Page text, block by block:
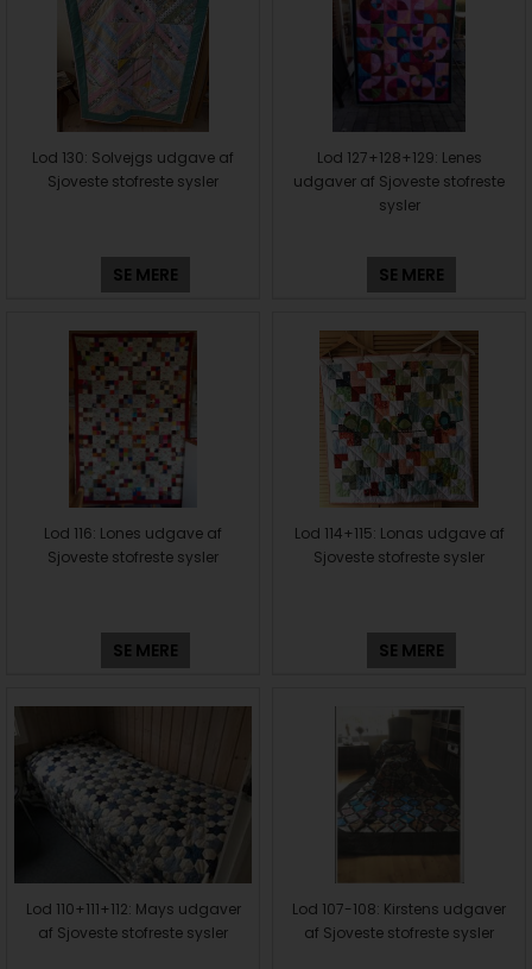
Lod 130: Solvejgs udgave af
Sjoveste stofreste sysler
SE MERE
Lod 127+128+129: Lenes
udgaver af Sjoveste stofreste
sysler
SE MERE
Lod 116: Lones udgave af
Sjoveste stofreste sysler
SE MERE
Lod 114+115: Lonas udgave af
Sjoveste stofreste sysler
SE MERE
Lod 110+111+112: Mays udgaver
af Sjoveste stofreste sysler
Lod 107-108: Kirstens udgaver
af Sjoveste stofreste sysler